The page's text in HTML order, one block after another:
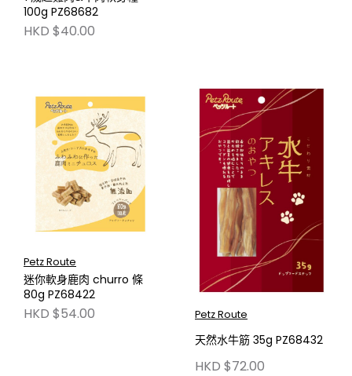
100g PZ68682
HKD $40.00
Petz Route
迷你軟身鹿肉 churro 條
80g PZ68422
HKD $54.00 Petz Route
天然水牛筋 35g PZ68432
HKD $72.00